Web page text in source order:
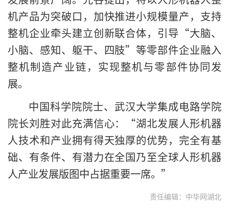
机产品为突破口，加快推进小规模量产，支持
整机企业牵头建立创新联合体，引导“大脑、
小脑、感知、躯干、四肢”等零部件企业融入
整机制造产业链，实现整机与零部件协同发
展。
中国科学院院士、武汉大学集成电路学院
院长刘胜对此充满信心：“湖北发展人形机器
人技术和产业拥有得天独厚的优势，完全有基
础、有条件、有潜力在全国乃至全球人形机器
人产业发展版图中占据重要一席。”
责任编辑：中华网湖北